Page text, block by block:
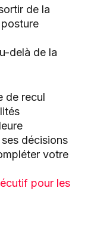
de la
delà de la
de recul
décisions
votre
pour les